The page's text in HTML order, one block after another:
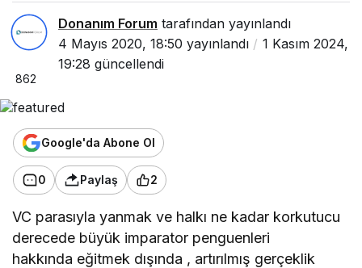
Donanım Forum tarafından yayınlandı
4 Mayıs 2020, 18:50 yayınlandı
1 Kasım 2024,
19:28 güncellendi
862
Google'da Abone Ol
0 Paylaş 2
VC parasıyla yanmak ve halkı ne kadar korkutucu
derecede büyük imparator penguenleri
hakkında eğitmek dışında , artırılmış gerçeklik
kopyalayıp yapıştırın